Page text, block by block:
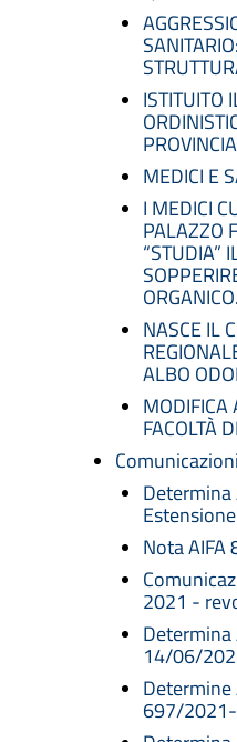
ISTITUITO
MEDICI E
I MEDICI
PALAZZO
“STUDIA”
ORGANICO.
NASCE IL
ALBO
MODIFICA
FACOLTÀ
Nota AIFA
2021 -
14/06/
697/